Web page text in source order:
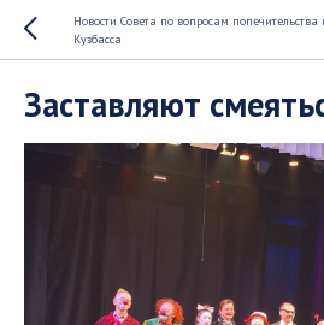
Новости Совета по вопросам
Кузбасса
Заставляют